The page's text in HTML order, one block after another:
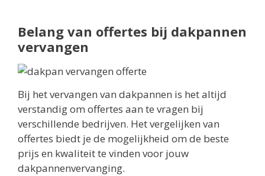
Belang van offertes bij dakpannen
vervangen
Bij het vervangen van dakpannen is het altijd
verstandig om offertes aan te vragen bij
verschillende bedrijven. Het vergelijken van
offertes biedt je de mogelijkheid om de beste
prijs en kwaliteit te vinden voor jouw
dakpannenvervanging.